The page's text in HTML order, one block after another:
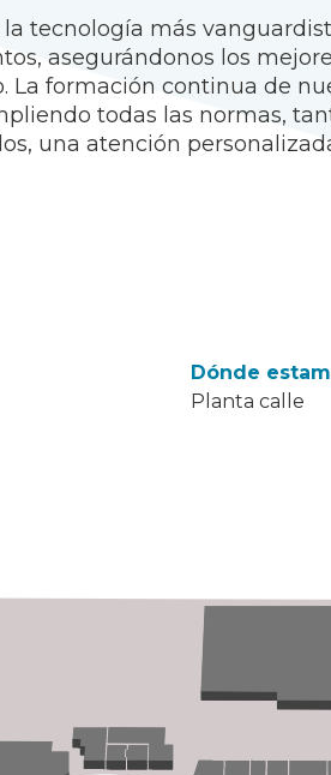
tecnología más
asegurándonos los
formación continua de
todas las normas,
una atención
Dónde
Planta calle